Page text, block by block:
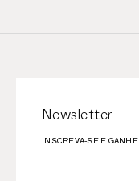
Newsletter
INSCREVA-SE E GANHE